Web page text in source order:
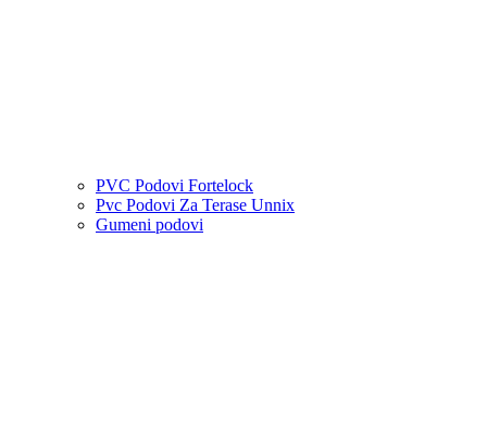
PVC Podovi Fortelock
Pvc Podovi Za Terase Unnix
Gumeni podovi